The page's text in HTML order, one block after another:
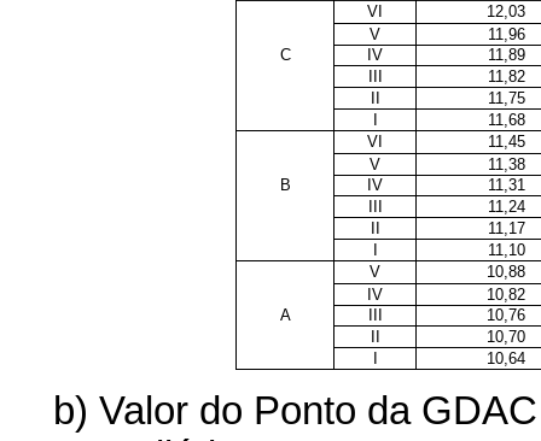
VI
12,03
V
11,96
C
IV
11,89
III
11,82
II
11,75
I
11,68
VI
11,45
V
11,38
B
IV
11,31
III
11,24
II
11,17
I
11,10
V
10,88
IV
10,82
A
III
10,76
II
10,70
I
10,64
b) Valor do Ponto da